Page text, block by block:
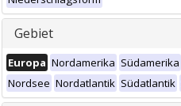
Gebiet
Europa Nordamerika Südamerika
Nordsee Nordatlantik Südatlantik